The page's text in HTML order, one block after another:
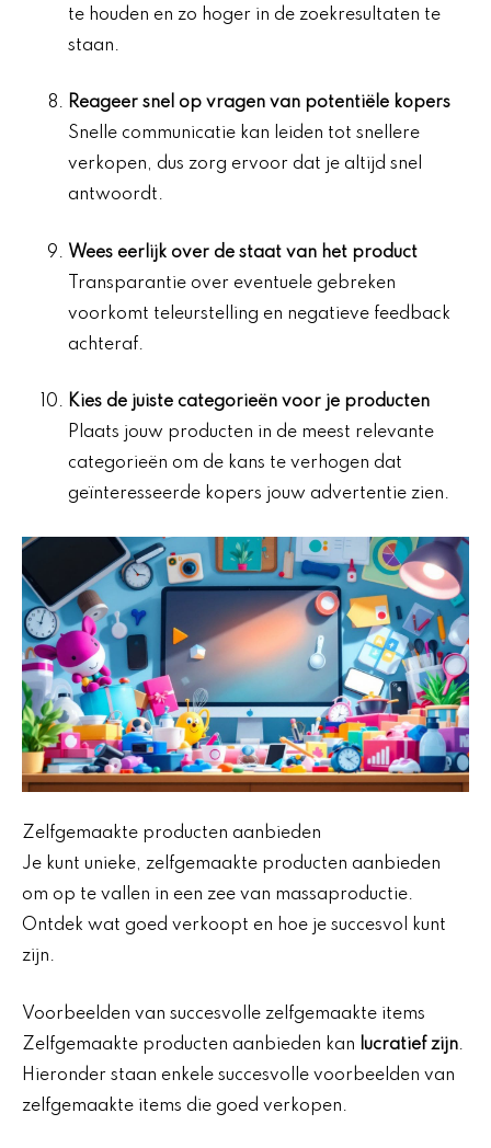
te houden en zo hoger in de zoekresultaten te
staan.
Reageer snel op vragen van potentiële kopers
Snelle communicatie kan leiden tot snellere
verkopen, dus zorg ervoor dat je altijd snel
antwoordt.
Wees eerlijk over de staat van het product
Transparantie over eventuele gebreken
voorkomt teleurstelling en negatieve feedback
achteraf.
Kies de juiste categorieën voor je producten
Plaats jouw producten in de meest relevante
categorieën om de kans te verhogen dat
geïnteresseerde kopers jouw advertentie zien.
Zelfgemaakte producten aanbieden
Je kunt unieke, zelfgemaakte producten aanbieden
om op te vallen in een zee van massaproductie.
Ontdek wat goed verkoopt en hoe je succesvol kunt
zijn.
Voorbeelden van succesvolle zelfgemaakte items
Zelfgemaakte producten aanbieden kan lucratief zijn.
Hieronder staan enkele succesvolle voorbeelden van
zelfgemaakte items die goed verkopen.